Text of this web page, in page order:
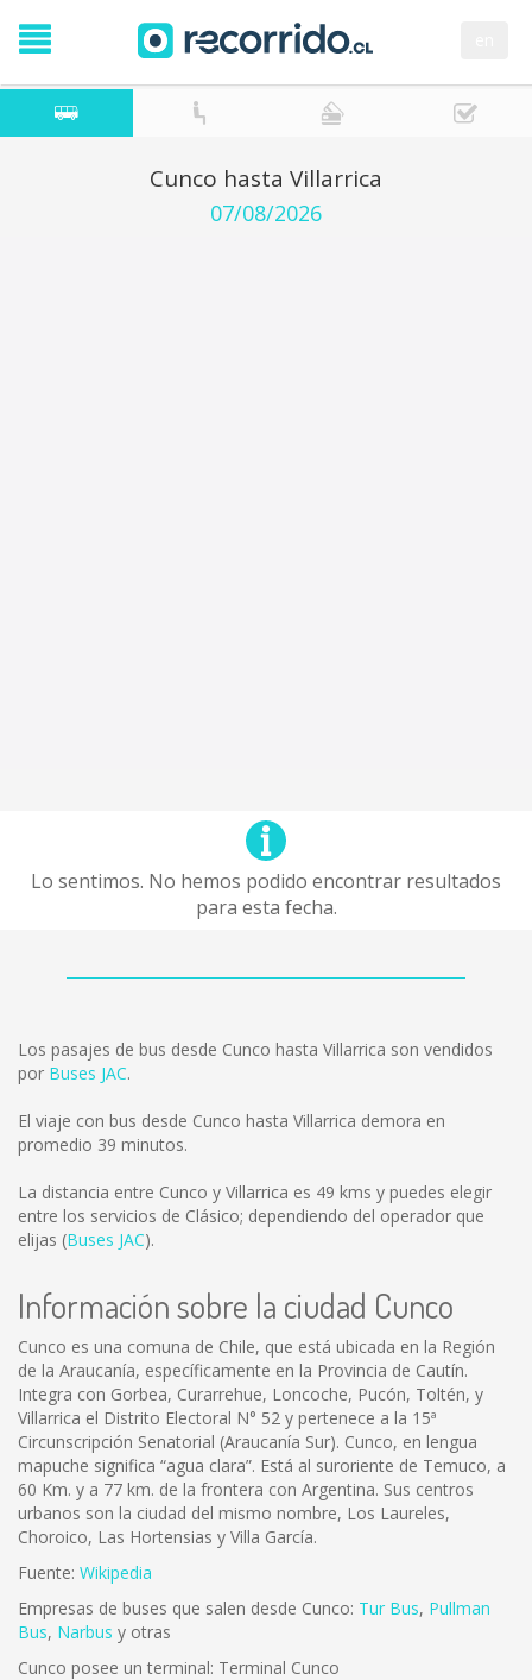
Cunco hasta Villarrica
07/08/2026
Lo sentimos. No hemos podido encontrar resultados
para esta fecha.
Los pasajes de bus desde Cunco hasta Villarrica son vendidos
por Buses JAC.
El viaje con bus desde Cunco hasta Villarrica demora en
promedio 39 minutos.
La distancia entre Cunco y Villarrica es 49 kms y puedes elegir
entre los servicios de Clásico; dependiendo del operador que
elijas (Buses JAC).
Información sobre la ciudad Cunco
Cunco es una comuna de Chile, que está ubicada en la Región
de la Araucanía, específicamente en la Provincia de Cautín.
Integra con Gorbea, Curarrehue, Loncoche, Pucón, Toltén, y
Villarrica el Distrito Electoral N° 52 y pertenece a la 15ª
Circunscripción Senatorial (Araucanía Sur). Cunco, en lengua
mapuche significa “agua clara”. Está al suroriente de Temuco, a
60 Km. y a 77 km. de la frontera con Argentina. Sus centros
urbanos son la ciudad del mismo nombre, Los Laureles,
Choroico, Las Hortensias y Villa García.
Fuente: Wikipedia
Empresas de buses que salen desde Cunco: Tur Bus, Pullman
Bus, Narbus y otras
Cunco posee un terminal: Terminal Cunco